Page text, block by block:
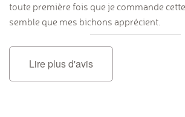
toute première fois que je commande
semble que mes bichons apprécient.
Lire plus d'avis